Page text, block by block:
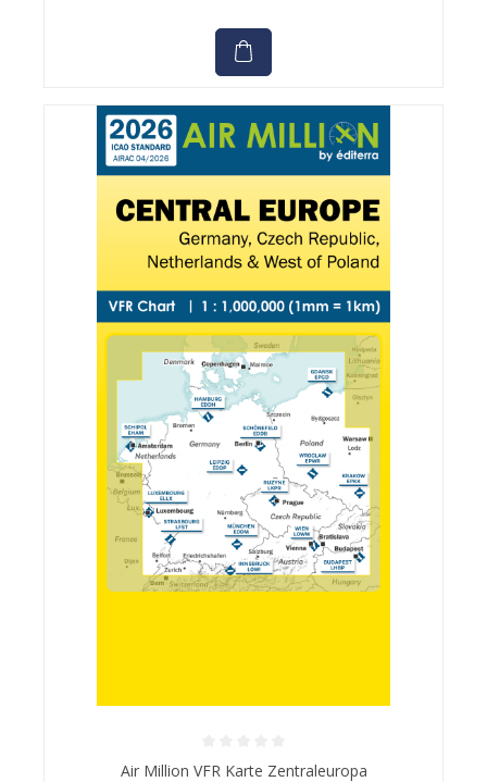
Durchschnittliche Bewertung von 0 von 5 Sternen
Air Million VFR Karte Zentraleuropa